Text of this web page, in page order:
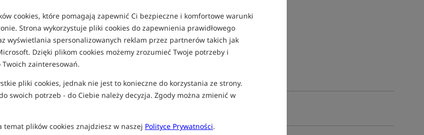
cookies, które pomagają zapewnić Ci bezpieczne i komfortowe warunki
Strona wykorzystuje pliki cookies do zapewnienia prawidłowego
wyświetlania spersonalizowanych reklam przez partnerów takich jak
Dzięki plikom cookies możemy zrozumieć Twoje potrzeby i
zainteresowań.
pliki cookies, jednak nie jest to konieczne do korzystania ze strony.
swoich potrzeb - do Ciebie należy decyzja. Zgody można zmienić w
temat plików cookies znajdziesz w naszej Polityce Prywatności.
Innovations In-Line Flat
- Large
KUP
Preston Innovations ICS In-Line
Banjo XR Feeder - Large
13,49PLN
ZANĘTOWE I FOREMKI - METHOD FEEDER